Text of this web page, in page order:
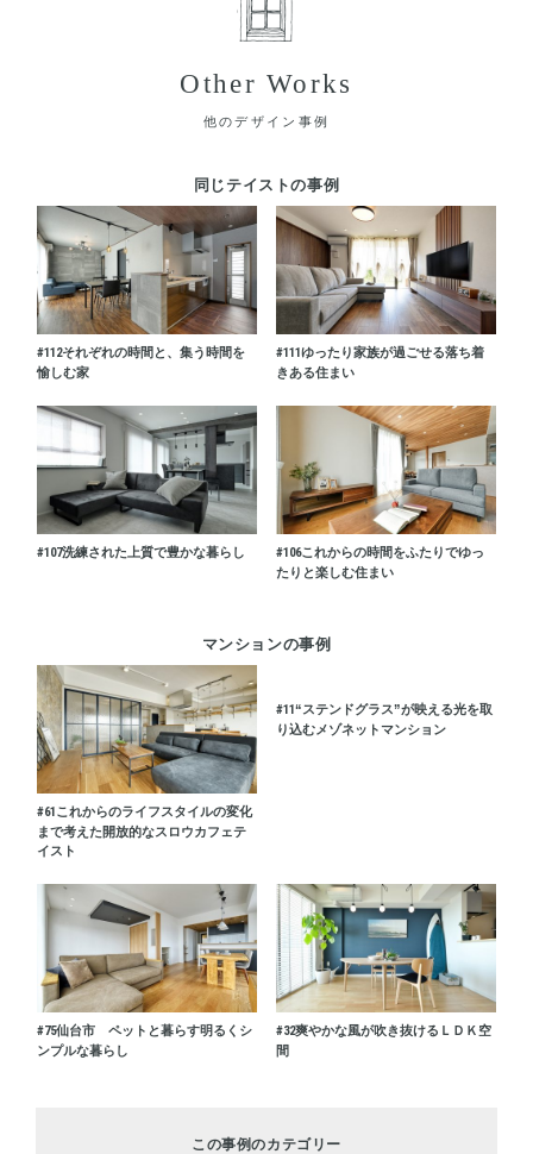
Other Works
他のデザイン事例
同じテイストの事例
#112それぞれの時間と、集う時間を
愉しむ家
#111ゆったり家族が過ごせる落ち着
きある住まい
#107洗練された上質で豊かな暮らし #106これからの時間をふたりでゆっ
たりと楽しむ住まい
マンションの事例
#61これからのライフスタイルの変化
まで考えた開放的なスロウカフェテ
イスト
#11“ステンドグラス”が映える光を取
り込むメゾネットマンション
#75仙台市 ペットと暮らす明るくシ
ンプルな暮らし
#32爽やかな風が吹き抜けるＬＤＫ空
間
この事例のカテゴリー